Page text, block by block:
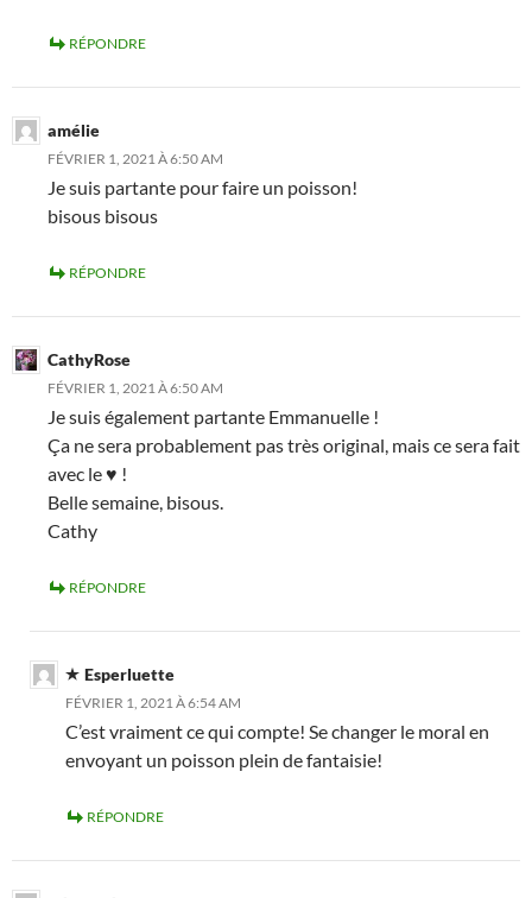
RÉPONDRE
amélie
FÉVRIER 1, 2021 À 6:50 AM
Je suis partante pour faire un poisson!
bisous bisous
RÉPONDRE
CathyRose
FÉVRIER 1, 2021 À 6:50 AM
Je suis également partante Emmanuelle !
Ça ne sera probablement pas très original, mais ce sera fait
avec le ♥ !
Belle semaine, bisous.
Cathy
RÉPONDRE
Esperluette
FÉVRIER 1, 2021 À 6:54 AM
C’est vraiment ce qui compte! Se changer le moral en
envoyant un poisson plein de fantaisie!
RÉPONDRE